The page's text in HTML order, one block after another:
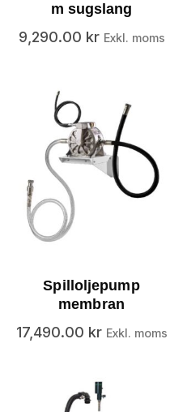
m sugslang
9,290.00 kr Exkl. moms
Spilloljepump
membran
17,490.00 kr Exkl. moms